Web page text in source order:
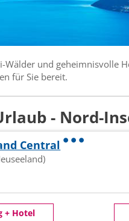
Wälder und geheimnisvolle
für Sie bereit.
- Nord-
Central
+ Hotel